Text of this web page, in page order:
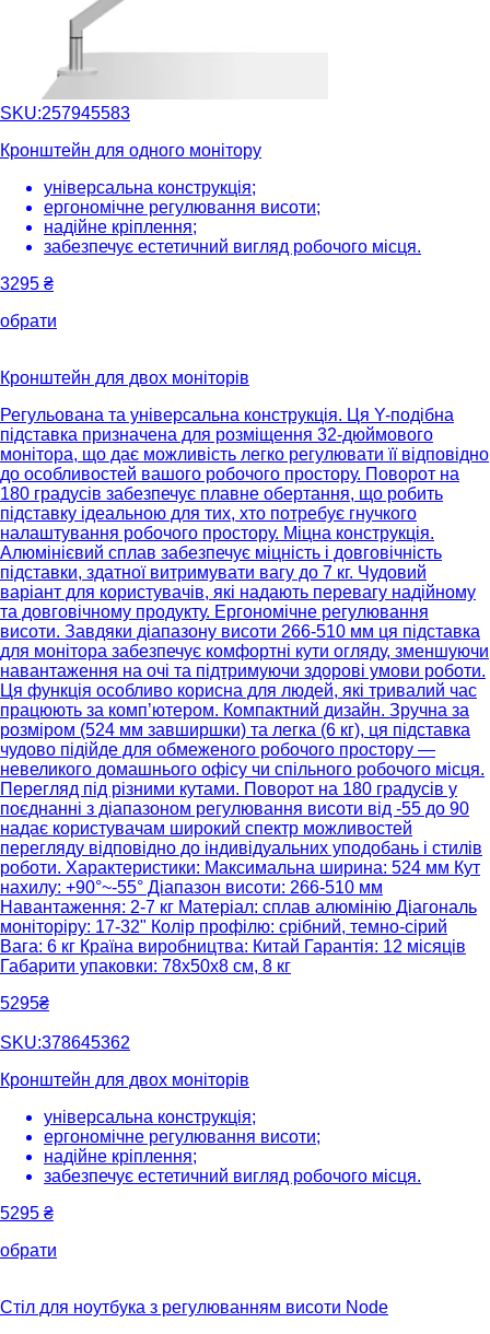
SKU:257945583
Кронштейн для одного монітору
універсальна конструкція;
ергономічне регулювання висоти;
надійне кріплення;
забезпечує естетичний вигляд робочого місця.
3295 ₴
обрати
Кронштейн для двох моніторів
Регульована та універсальна конструкція. Ця Y-подібна
підставка призначена для розміщення 32-дюймового
монітора, що дає можливість легко регулювати її відповідно
до особливостей вашого робочого простору. Поворот на
180 градусів забезпечує плавне обертання, що робить
підставку ідеальною для тих, хто потребує гнучкого
налаштування робочого простору. Міцна конструкція.
Алюмінієвий сплав забезпечує міцність і довговічність
підставки, здатної витримувати вагу до 7 кг. Чудовий
варіант для користувачів, які надають перевагу надійному
та довговічному продукту. Ергономічне регулювання
висоти. Завдяки діапазону висоти 266-510 мм ця підставка
для монітора забезпечує комфортні кути огляду, зменшуючи
навантаження на очі та підтримуючи здорові умови роботи.
Ця функція особливо корисна для людей, які тривалий час
працюють за комп’ютером. Компактний дизайн. Зручна за
розміром (524 мм завширшки) та легка (6 кг), ця підставка
чудово підійде для обмеженого робочого простору —
невеликого домашнього офісу чи спільного робочого місця.
Перегляд під різними кутами. Поворот на 180 градусів у
поєднанні з діапазоном регулювання висоти від -55 до 90
надає користувачам широкий спектр можливостей
перегляду відповідно до індивідуальних уподобань і стилів
роботи. Характеристики: Максимальна ширина: 524 мм Кут
нахилу: +90°~-55° Діапазон висоти: 266-510 мм
Навантаження: 2-7 кг Матеріал: сплав алюмінію Діагональ
моніторіру: 17-32" Колір профілю: срібний, темно-сірий
Вага: 6 кг Країна виробництва: Китай Гарантія: 12 місяців
Габарити упаковки: 78х50х8 см, 8 кг
5295₴
SKU:378645362
Кронштейн для двох моніторів
універсальна конструкція;
ергономічне регулювання висоти;
надійне кріплення;
забезпечує естетичний вигляд робочого місця.
5295 ₴
обрати
Стіл для ноутбука з регулюванням висоти Node